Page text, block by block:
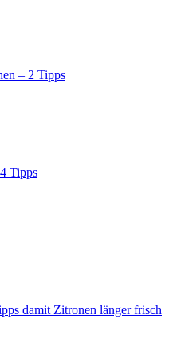
– 2 Tipps
Tipps
damit Zitronen länger frisch